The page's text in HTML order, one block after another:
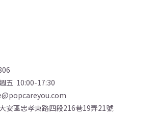
五 10:00-17:30
安區忠孝東路四段216巷19弄21號